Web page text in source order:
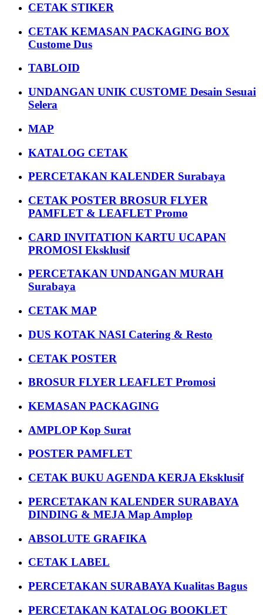
CETAK STIKER
CETAK KEMASAN PACKAGING BOX
Custome Dus
TABLOID
UNDANGAN UNIK CUSTOME Desain Sesuai
Selera
MAP
KATALOG CETAK
PERCETAKAN KALENDER Surabaya
CETAK POSTER BROSUR FLYER
PAMFLET & LEAFLET Promo
CARD INVITATION KARTU UCAPAN
PROMOSI Eksklusif
PERCETAKAN UNDANGAN MURAH
Surabaya
CETAK MAP
DUS KOTAK NASI Catering & Resto
CETAK POSTER
BROSUR FLYER LEAFLET Promosi
KEMASAN PACKAGING
AMPLOP Kop Surat
POSTER PAMFLET
CETAK BUKU AGENDA KERJA Eksklusif
PERCETAKAN KALENDER SURABAYA
DINDING & MEJA Map Amplop
ABSOLUTE GRAFIKA
CETAK LABEL
PERCETAKAN SURABAYA Kualitas Bagus
PERCETAKAN KATALOG BOOKLET